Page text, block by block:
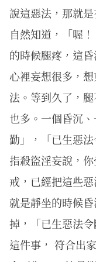
說這惡法，那就
自然知道，「喔
的時候腿疼，這
心裡妄想很多，
法。等到久了，
也多。一個昏沉
勤」，「已生惡
指殺盜淫妄說，
戒，已經把這些
就是靜坐的時候
掉，「已生惡法
這件事， 符合出